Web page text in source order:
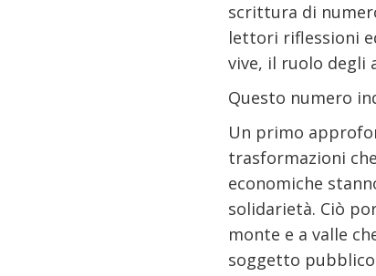
scrittura di
lettori riflessioni
vive, il ruolo degli
Questo numero
Un primo
trasformazioni
economiche
solidarietà. Ciò
monte e a valle
soggetto